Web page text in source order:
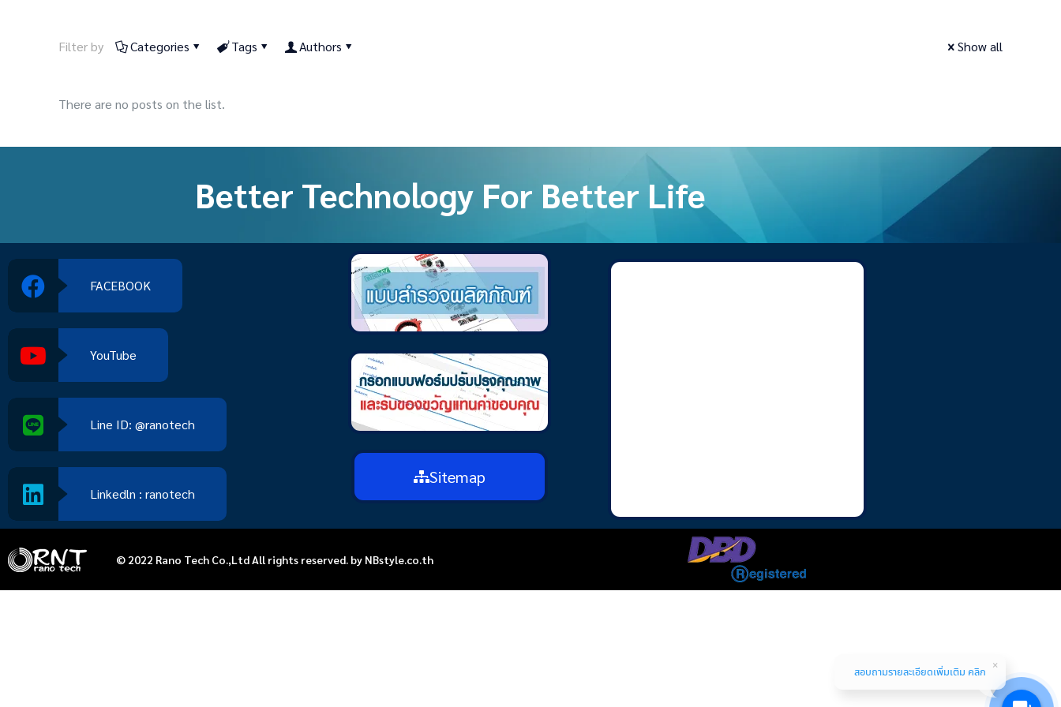
Filter by Categories Tags Authors Show all
There are no posts on the list.
Better Technology For Better Life
FACEBOOK
YouTube
Line ID: @ranotech
Linkedln : ranotech
Sitemap
© 2022 Rano Tech Co.,Ltd All rights reserved. by NBstyle.co.th
สอบถามรายละเอียดเพิ่มเติม คลิก